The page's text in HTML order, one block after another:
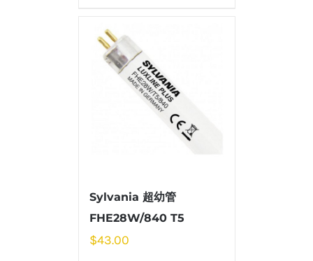
Sylvania 超幼管
FHE28W/840 T5
$43.00